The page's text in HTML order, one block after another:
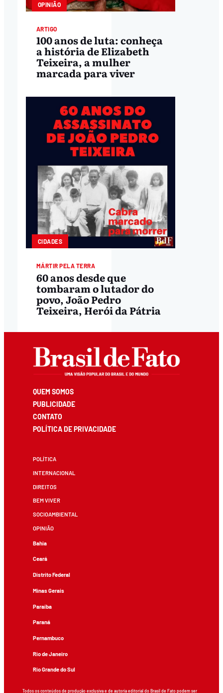
OPINIÃO
ARTIGO
100 anos de luta: conheça
a história de Elizabeth
Teixeira, a mulher
marcada para viver
CIDADES
MÁRTIR PELA TERRA
60 anos desde que
tombaram o lutador do
povo, João Pedro
Teixeira, Herói da Pátria
QUEM SOMOS
PUBLICIDADE
CONTATO
POLÍTICA DE PRIVACIDADE
POLÍTICA
INTERNACIONAL
DIREITOS
BEM VIVER
SOCIOAMBIENTAL
OPINIÃO
Bahia
Ceará
Distrito Federal
Minas Gerais
Paraíba
Paraná
Pernambuco
Rio de Janeiro
Rio Grande do Sul
Todos os conteúdos de produção exclusiva e de autoria editorial do Brasil de Fato podem ser